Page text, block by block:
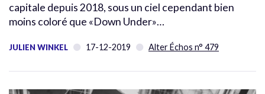
capitale depuis 2018, sous un ciel cependant bien
moins coloré que «Down Under»…
JULIEN WINKEL 17-12-2019 Alter Échos n° 479